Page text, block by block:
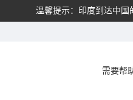
温馨提示：印度到达中国
需要帮